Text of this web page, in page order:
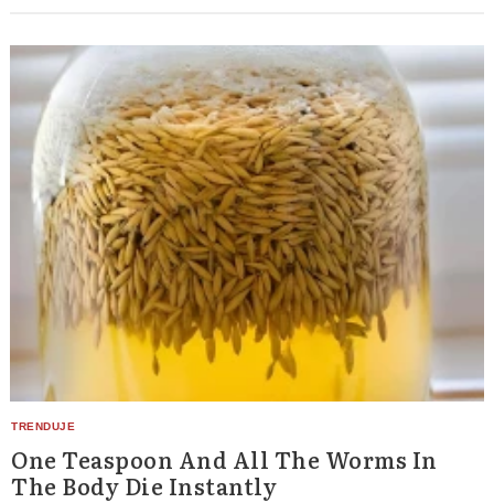
One Teaspoon And All The Worms In
The Body Die Instantly